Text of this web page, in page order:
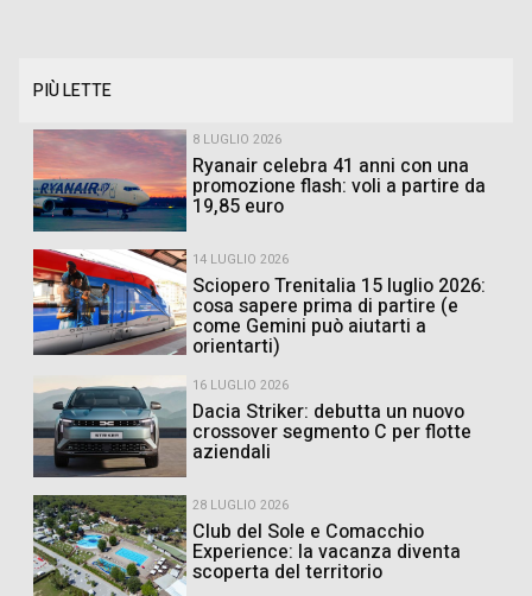
PIÙ LETTE
8 LUGLIO 2026
Ryanair celebra 41 anni con una
promozione flash: voli a partire da
19,85 euro
14 LUGLIO 2026
Sciopero Trenitalia 15 luglio 2026:
cosa sapere prima di partire (e
come Gemini può aiutarti a
orientarti)
16 LUGLIO 2026
Dacia Striker: debutta un nuovo
crossover segmento C per flotte
aziendali
28 LUGLIO 2026
Club del Sole e Comacchio
Experience: la vacanza diventa
scoperta del territorio